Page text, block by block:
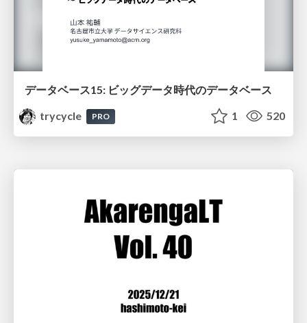
データベース15: ビッグデータ時代のデータベース
trycycle
PRO 1 520